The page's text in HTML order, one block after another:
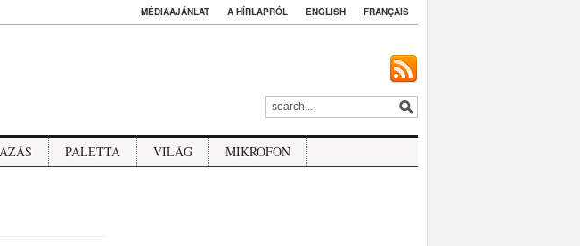
MÉDIAAJÁNLAT A HÍRLAPRÓL ENGLISH FRANÇAIS
PALETTA VILÁG MIKROFON